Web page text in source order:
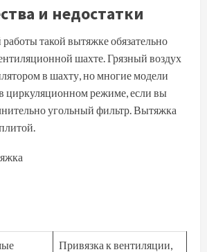
и недостатки
такой вытяжке обязательно
шахте. Грязный воздух
в шахту, но многие модели
циркуляционном режиме, если вы
угольный фильтр. Вытяжка
Привязка к вентиляции,